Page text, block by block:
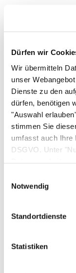
Dürfen wir
Wir übermitteln
unser
Dienste zu den
dürfen, benötigen
"Auswahl
stimmen Sie
umfasst auch Ihre
DSGVO. Unter
Notwendig
Standortdienste
Statistiken
MCHC:
Indikation
Klassifizierung
beiBlutarmut
Ursachen
Erniedrigtes
hypochrome
normochrome
Erhöhtes